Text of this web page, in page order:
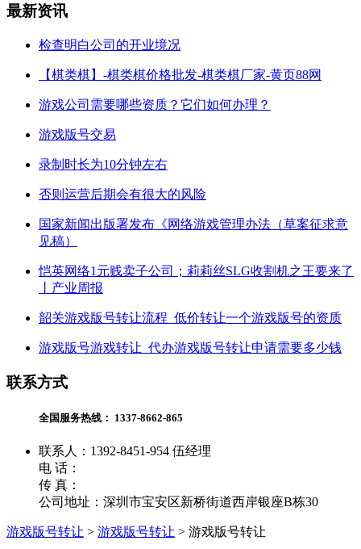
最新资讯
检查明白公司的开业境况
【棋类棋】-棋类棋价格批发-棋类棋厂家-黄页88网
游戏公司需要哪些资质？它们如何办理？
游戏版号交易
录制时长为10分钟左右
否则运营后期会有很大的风险
国家新闻出版署发布《网络游戏管理办法（草案征求意
见稿）
恺英网络1元贱卖子公司；莉莉丝SLG收割机之王要来了
丨产业周报
韶关游戏版号转让流程_低价转让一个游戏版号的资质
游戏版号游戏转让_代办游戏版号转让申请需要多少钱
联系方式
全国服务热线： 1337-8662-865
联系人：1392-8451-954 伍经理
电 话：
传 真：
公司地址：深圳市宝安区新桥街道西岸银座B栋30
游戏版号转让 > 游戏版号转让 > 游戏版号转让